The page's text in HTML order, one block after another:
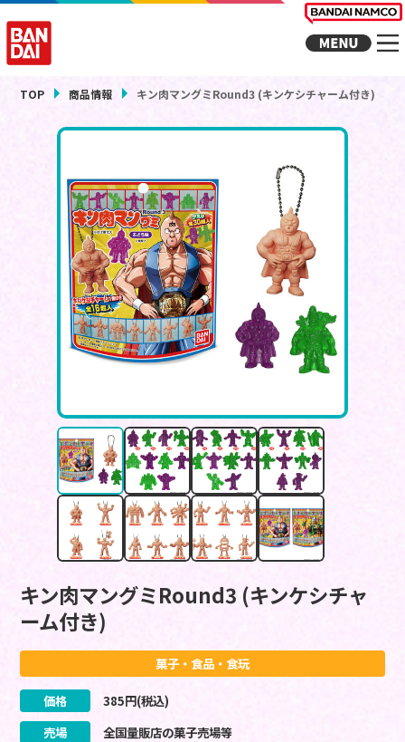
TOP 商品情報 キン肉マングミRound3 (キンケシチャーム付き)
キン肉マングミRound3 (キンケシチャ
ーム付き)
菓子・食品・食玩
価格 385円(税込)
売場
全国量販店の菓子売場等